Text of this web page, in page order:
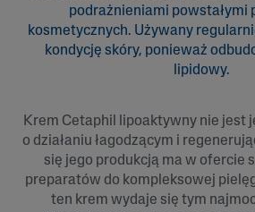
podrażnieniami powstałymi
kosmetycznych. Używany
kondycję skóry, ponieważ
lipidowy.
Krem Cetaphil lipoaktywny nie jest
o działaniu łagodzącym i
się jego produkcją ma w ofercie
preparatów do kompleksowej
ten krem wydaje się tym